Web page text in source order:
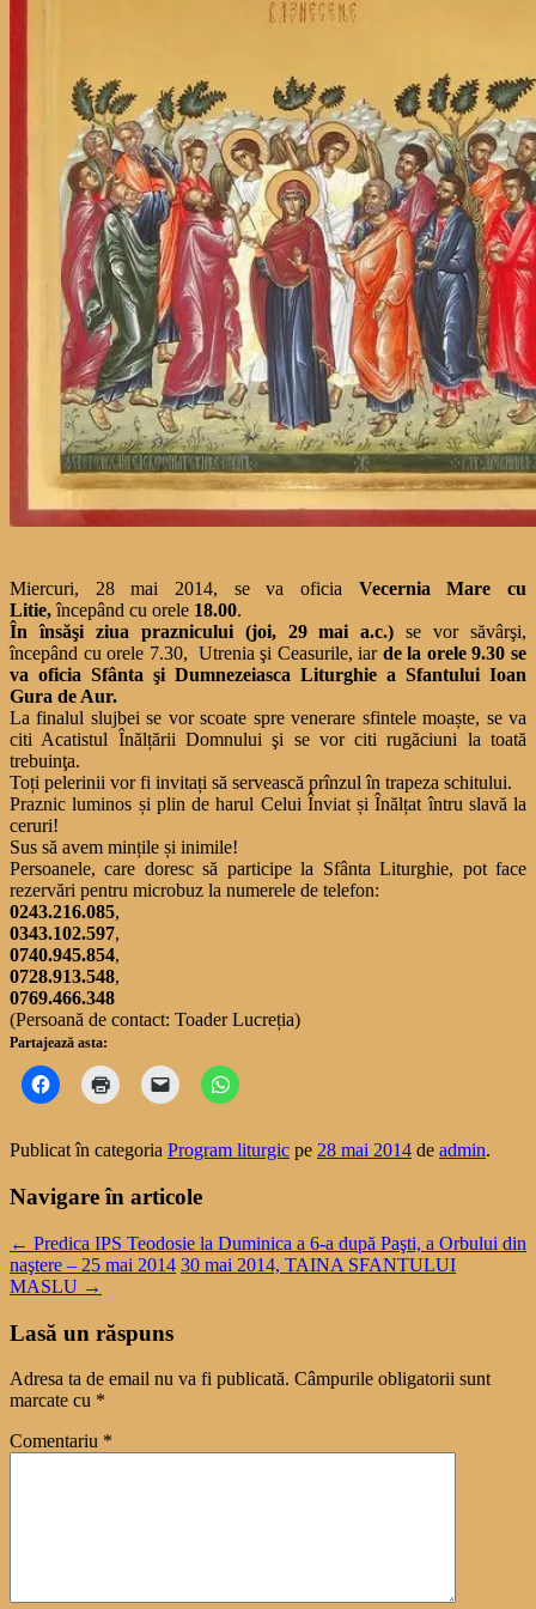
Miercuri, 28 mai 2014, se va oficia Vecernia Mare cu
Litie,începând cu orele 18.00.
În însăşi ziua praznicului (joi, 29 mai a.c.) se vor săvârşi,
începând cu orele 7.30, Utrenia şi Ceasurile, iar de la orele 9.30 se
va oficia Sfânta şi Dumnezeiasca Liturghie a Sfantului Ioan
Gura de Aur.
La finalul slujbei se vor scoate spre venerare sfintele moaște, se va
citi Acatistul Înălțării Domnului şi se vor citi rugăciuni la toată
trebuinţa.
Toți pelerinii vor fi invitați să servească prînzul în trapeza schitului.
Praznic luminos și plin de harul Celui Înviat și Înălțat întru slavă la
ceruri!
Sus să avem mințile și inimile!
Persoanele, care doresc să participe la Sfânta Liturghie, pot face
rezervări pentru microbuz la numerele de telefon:
0243.216.085,
0343.102.597,
0740.945.854,
0728.913.548,
0769.466.348
(Persoană de contact: Toader Lucreția)
Partajează asta:
Publicat în categoria Program liturgic pe 28 mai 2014 de admin.
Navigare în articole
← Predica IPS Teodosie la Duminica a 6-a după Paşti, a Orbului din
naştere – 25 mai 2014 30 mai 2014, TAINA SFANTULUI
MASLU →
Lasă un răspuns
Adresa ta de email nu va fi publicată. Câmpurile obligatorii sunt
marcate cu *
Comentariu *